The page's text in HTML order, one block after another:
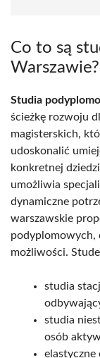
Co to są
Warszawie?
Studia
ścieżkę rozwoju
magisterskich,
udoskonalić
konkretnej
umożliwia
dynamiczne
warszawskie
podyplomowych,
możliwości.
studia
studia
osób
elastyczne